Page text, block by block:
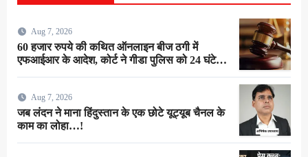
Aug 7, 2026
60 हजार रुपये की कथित ऑनलाइन बीज ठगी में
एफआईआर के आदेश, कोर्ट ने गीडा पुलिस को 24 घंटे में
Aug 7, 2026
जब लंदन ने माना हिंदुस्तान के एक छोटे यूट्यूब चैनल के
काम का लोहा…!